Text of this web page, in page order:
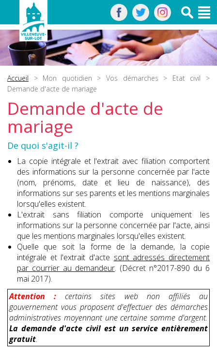
Accueil > Mon quotidien >Vos démarches > Etat civil >
Demande d'acte de mariage
Demande d'acte de
mariage
De quoi s'agit-il ?
La copie intégrale et l'extrait avec filiation comportent
des informations sur la personne concernée par l'acte
(nom, prénoms, date et lieu de naissance), des
informations sur ses parents et les mentions marginales
lorsqu'elles existent.
L'extrait sans filiation comporte uniquement les
informations sur la personne concernée par l'acte, ainsi
que les mentions marginales lorsqu'elles existent.
Quelle que soit la forme de la demande, la copie
intégrale et l'extrait d'acte sont adressés directement
par courrier au demandeur. (Décret n°2017-890 du 6
mai 2017).
Attention : certains sites web non affiliés au
gouvernement vous proposent d'effectuer des démarches
administratives moyennant une certaine somme d'argent.
La demande d'acte civil est un service entièrement
gratuit.